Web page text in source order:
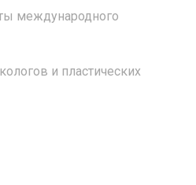
международного
и пластических